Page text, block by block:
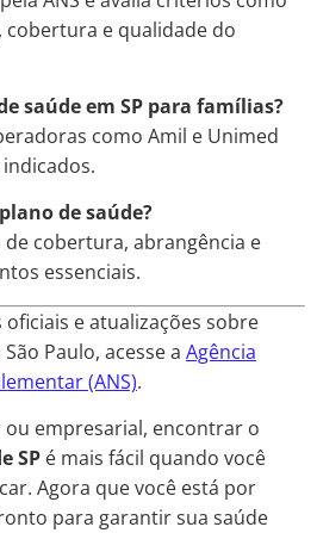
cobertura e qualidade do
saúde em SP para famílias?
como Amil e Unimed
de saúde?
cobertura, abrangência e
essenciais.
e atualizações sobre
Paulo, acesse a Agência
(ANS).
empresarial, encontrar o
SP é mais fácil quando você
Agora que você está por
para garantir sua saúde